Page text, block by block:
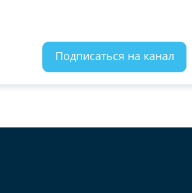
Подписаться на канал